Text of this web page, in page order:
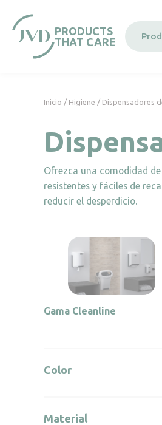
PRODUCTS
THAT CARE
Inicio / Higiene / Dispensadores
Ofrezca una comodidad
resistentes y fáciles de
reducir el desperdicio.
Gama Cleanline
Color
Material